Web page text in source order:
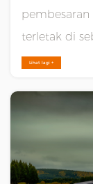
pembesaran
terletak di
yang sibuk.
ulang-alik
pembinaan
Lihat lagi +